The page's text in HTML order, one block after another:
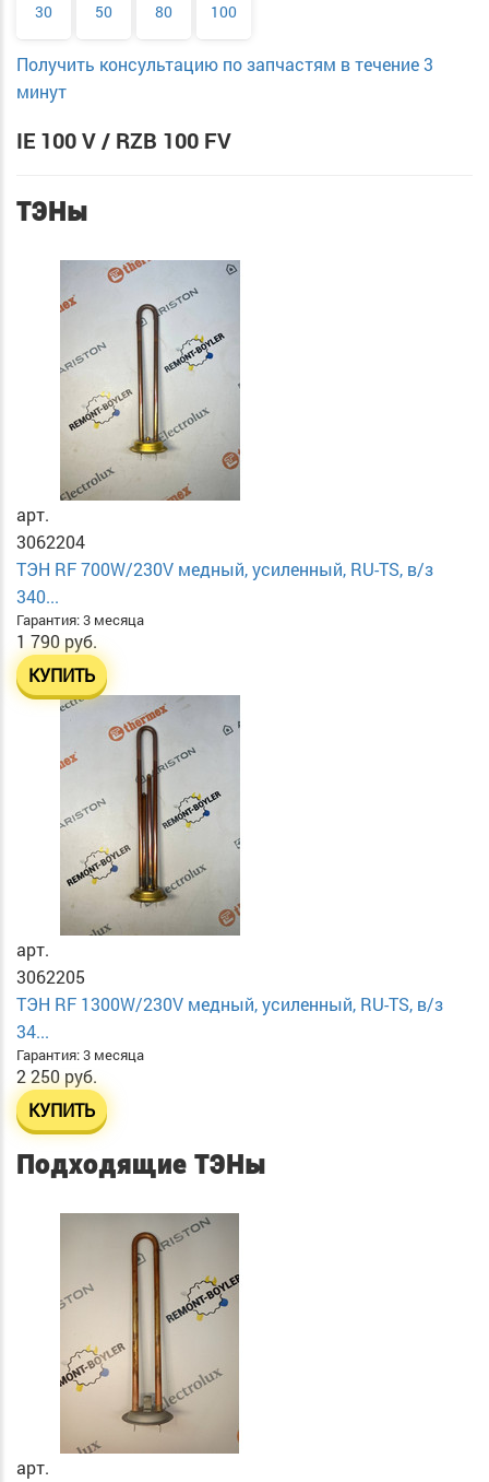
30 50 80 100
Получить консультацию по запчастям в течение 3
минут
IE 100 V / RZB 100 FV
ТЭНы
арт.
3062204
ТЭН RF 700W/230V медный, усиленный, RU-TS, в/з
340...
Гарантия: 3 месяца
1 790 руб.
КУПИТЬ
арт.
3062205
ТЭН RF 1300W/230V медный, усиленный, RU-TS, в/з
34...
Гарантия: 3 месяца
2 250 руб.
КУПИТЬ
Подходящие ТЭНы
арт.